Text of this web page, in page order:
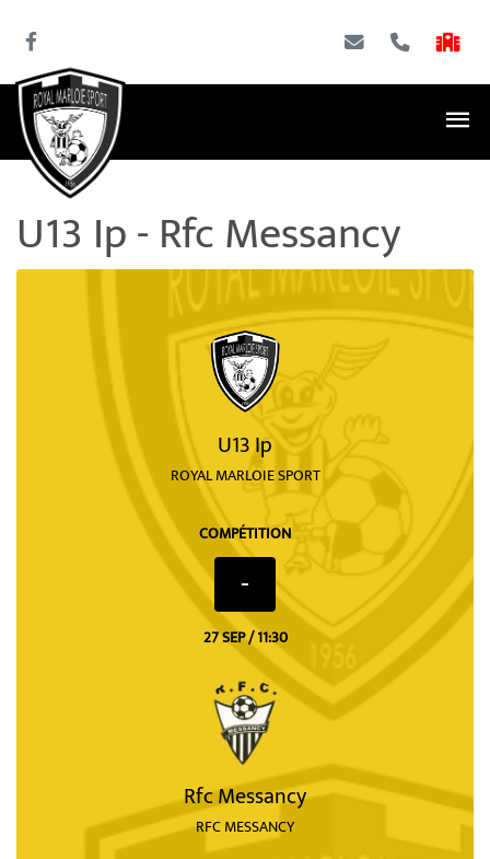
U13 Ip - Rfc Messancy
U13 Ip
ROYAL MARLOIE SPORT
COMPÉTITION
-
27 SEP / 11:30
Rfc Messancy
RFC MESSANCY